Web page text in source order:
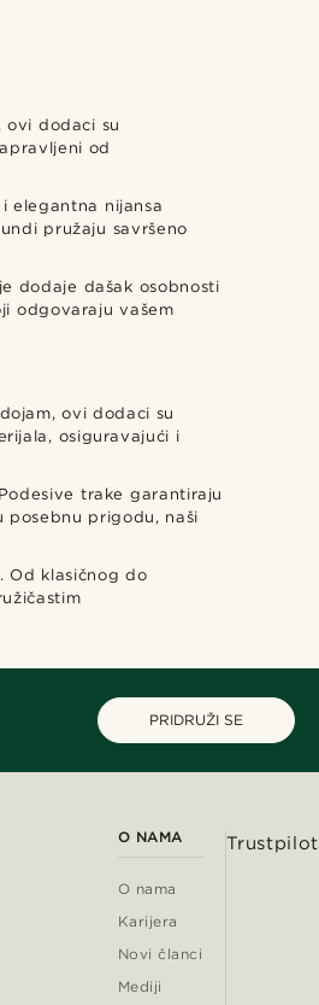
ovi dodaci su
od
elegantna nijansa
pružaju savršeno
dodaje dašak osobnosti
odgovaraju vašem
ovi dodaci su
osiguravajući i
trake garantiraju
posebnu prigodu, naši
Od klasičnog do
PRIDRUŽI SE
O NAMA
O nama
Karijera
Novi članci
Mediji
Trustpilot